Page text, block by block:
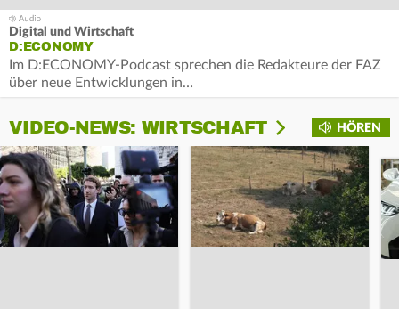
Digital und Wirtschaft
D:ECONOMY
Im D:ECONOMY-Podcast sprechen die Redakteure der FAZ
über neue Entwicklungen in…
HÖREN
VIDEO-NEWS: WIRTSCHAFT